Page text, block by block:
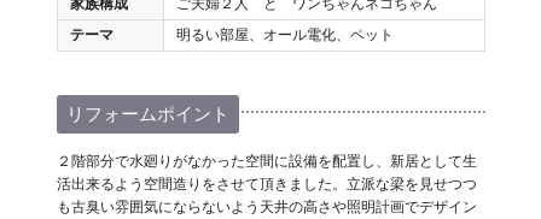
テーマ
明るい部屋、オール電化、ペット
リフォームポイント
２階部分で水廻りがなかった空間に設備を配置し、新居として生
活出来るよう空間造りをさせて頂きました。立派な梁を見せつつ
も古臭い雰囲気にならないよう天井の高さや照明計画でデザイン